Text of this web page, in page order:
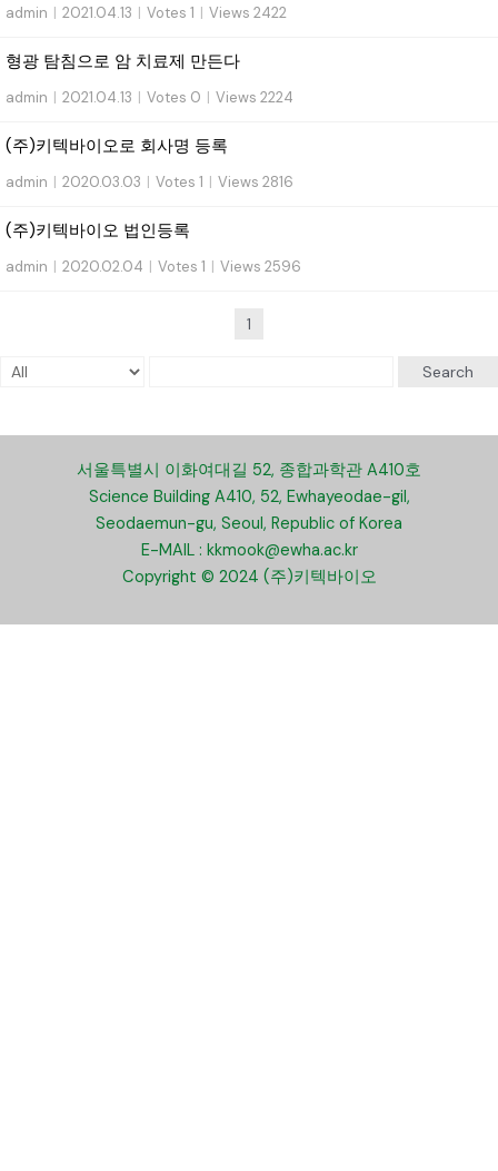
admin | 2021.04.13 | Votes 1 | Views 2422
형광 탐침으로 암 치료제 만든다
admin | 2021.04.13 | Votes 0 | Views 2224
(주)키텍바이오로 회사명 등록
admin | 2020.03.03 | Votes 1 | Views 2816
(주)키텍바이오 법인등록
admin | 2020.02.04 | Votes 1 | Views 2596
1
Search
서울특별시 이화여대길 52, 종합과학관 A410호
Science Building A410, 52, Ewhayeodae-gil,
Seodaemun-gu, Seoul, Republic of Korea
E-MAIL : kkmook@ewha.ac.kr
Copyright © 2024 (주)키텍바이오